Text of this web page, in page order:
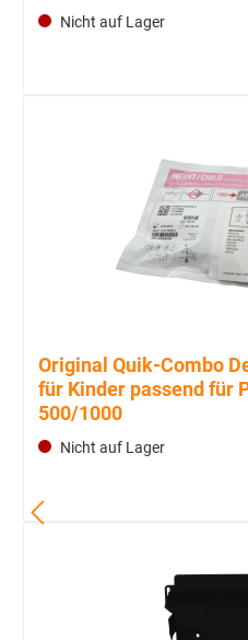
Nicht auf Lager
Original Quik-Combo
für Kinder passend für
500/1000
Nicht auf Lager